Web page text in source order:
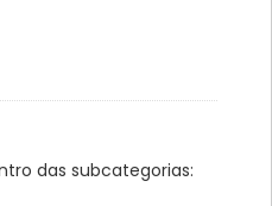
das subcategorias: